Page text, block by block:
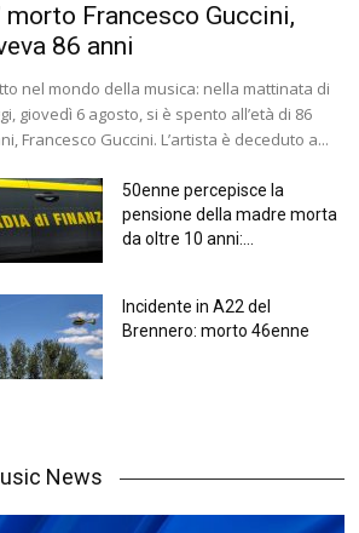
morto Francesco Guccini,
86 anni
nel mondo della musica: nella mattinata di
giovedì 6 agosto, si è spento all’età di 86
Francesco Guccini. L’artista è deceduto a...
50enne percepisce la
pensione della madre morta
da oltre 10 anni:...
Incidente in A22 del
Brennero: morto 46enne
News